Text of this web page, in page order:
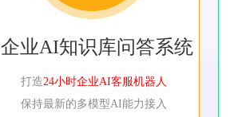
企业AI知识库问答系统
打造24小时企业AI客服机器人
保持最新的多模型AI能力接入